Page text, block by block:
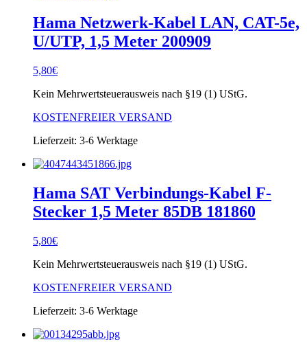
Hama Netzwerk-Kabel LAN, CAT-5e,
U/UTP, 1,5 Meter 200909
5,80€
Kein Mehrwertsteuerausweis nach §19 (1) UStG.
KOSTENFREIER VERSAND
Lieferzeit: 3-6 Werktage
Hama SAT Verbindungs-Kabel F-
Stecker 1,5 Meter 85DB 181860
5,80€
Kein Mehrwertsteuerausweis nach §19 (1) UStG.
KOSTENFREIER VERSAND
Lieferzeit: 3-6 Werktage